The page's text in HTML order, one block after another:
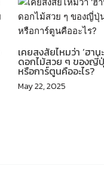
เคยสงสัยไหมว่า ‘ฮาน
ดอกไม้สวย ๆ ของญี่
หรือการ์ตูนคืออะไร?
May 22, 2025